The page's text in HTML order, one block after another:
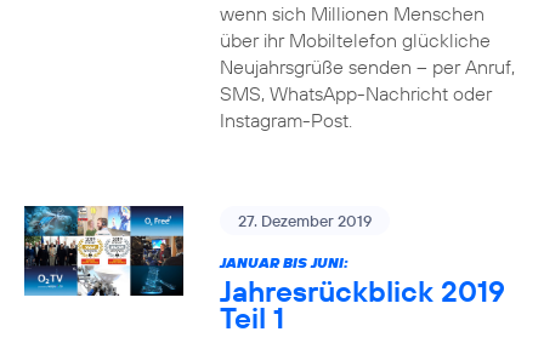
wenn sich Millionen Menschen
über ihr Mobiltelefon glückliche
Neujahrsgrüße senden – per Anruf,
SMS, WhatsApp-Nachricht oder
Instagram-Post.
27. Dezember 2019
JANUAR BIS JUNI:
Jahresrückblick 2019
Teil 1